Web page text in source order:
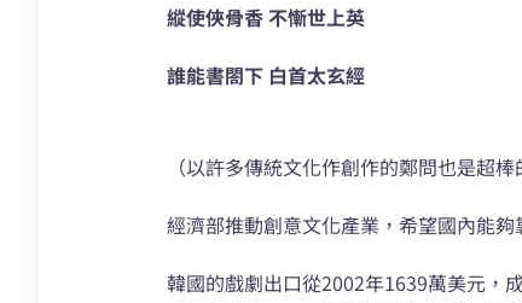
縱使俠骨香 不慚世上英
誰能書閤下 白首太玄經
（以許多傳統文化作創作的鄭問也是超
經濟部推動創意文化產業，希望國內能
韓國的戲劇出口從2002年1639萬美元，